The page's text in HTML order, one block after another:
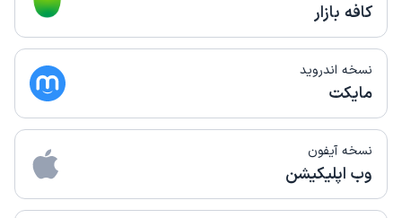
کافه بازار
نسخه اندروید
مایکت
نسخه آیفون
وب اپلیکیشن